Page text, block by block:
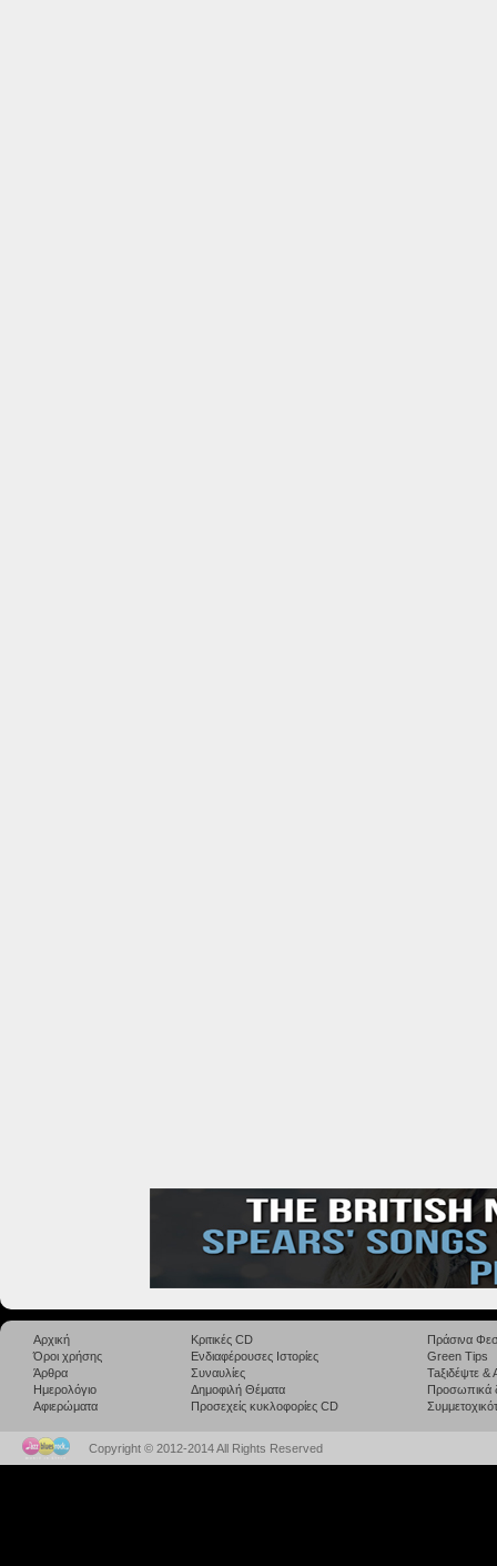
Αρχική
Όροι χρήσης
Άρθρα
Ημερολόγιο
Αφιερώματα
Κριτικές CD
Ενδιαφέρουσες Ιστορίες
Συναυλίες
Δημοφιλή Θέματα
Προσεχείς κυκλοφορίες CD
Πράσινα
Green Tips
Taξιδέψτε
Προσωπικά
Copyright © 2012-2014 All Rights Reserved